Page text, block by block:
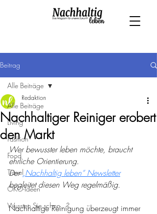
Beitrag
Alle Beiträge
Living
Fashion
Food
Travel
ÖKO-Ideen
Wussten Sie schon...?
Alle Beiträge
Nachhaltiger Reiniger erobert
den Markt
Redaktion
Wer bewusster leben möchte, braucht
ehrliche Orientierung.
Der „Nachhaltig leben“ Newsletter
begleitet diesen Weg regelmäßig.
Nachhaltige Reinigung überzeugt immer